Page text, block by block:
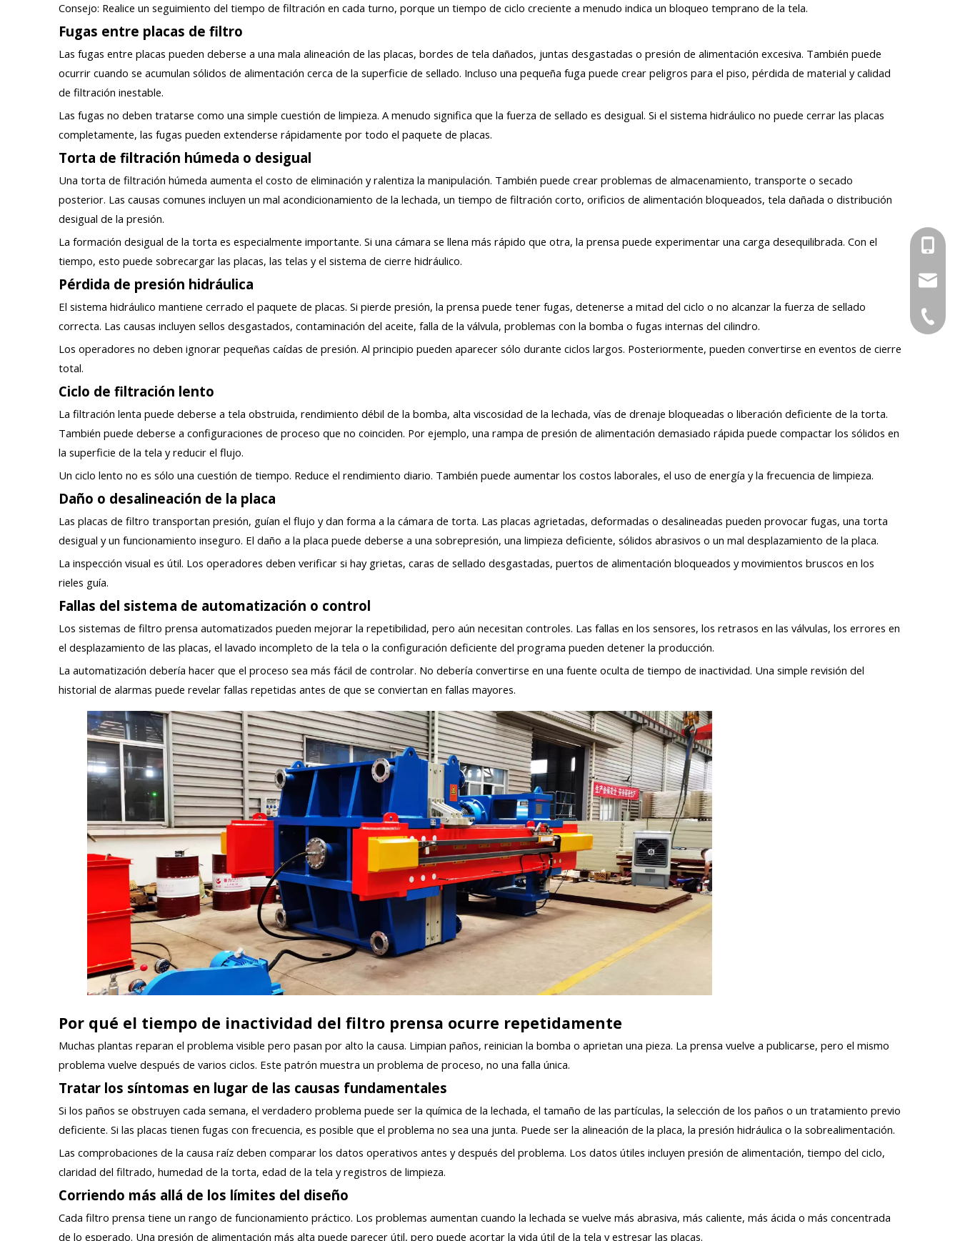
Consejo: Realice un seguimiento del tiempo de filtración en cada turno, porque un tiempo de ciclo creciente a menudo indica un bloqueo temprano de la tela.
Fugas entre placas de filtro
Las fugas entre placas pueden deberse a una mala alineación de las placas, bordes de tela dañados, juntas desgastadas o presión de alimentación excesiva. También puede
ocurrir cuando se acumulan sólidos de alimentación cerca de la superficie de sellado. Incluso una pequeña fuga puede crear peligros para el piso, pérdida de material y calidad
de filtración inestable.
Las fugas no deben tratarse como una simple cuestión de limpieza. A menudo significa que la fuerza de sellado es desigual. Si el sistema hidráulico no puede cerrar las placas
completamente, las fugas pueden extenderse rápidamente por todo el paquete de placas.
Torta de filtración húmeda o desigual
Una torta de filtración húmeda aumenta el costo de eliminación y ralentiza la manipulación. También puede crear problemas de almacenamiento, transporte o secado
posterior. Las causas comunes incluyen un mal acondicionamiento de la lechada, un tiempo de filtración corto, orificios de alimentación bloqueados, tela dañada o distribución
desigual de la presión.
La formación desigual de la torta es especialmente importante. Si una cámara se llena más rápido que otra, la prensa puede experimentar una carga desequilibrada. Con el
tiempo, esto puede sobrecargar las placas, las telas y el sistema de cierre hidráulico.
Pérdida de presión hidráulica
El sistema hidráulico mantiene cerrado el paquete de placas. Si pierde presión, la prensa puede tener fugas, detenerse a mitad del ciclo o no alcanzar la fuerza de sellado
correcta. Las causas incluyen sellos desgastados, contaminación del aceite, falla de la válvula, problemas con la bomba o fugas internas del cilindro.
Los operadores no deben ignorar pequeñas caídas de presión. Al principio pueden aparecer sólo durante ciclos largos. Posteriormente, pueden convertirse en eventos de cierre
total.
Ciclo de filtración lento
La filtración lenta puede deberse a tela obstruida, rendimiento débil de la bomba, alta viscosidad de la lechada, vías de drenaje bloqueadas o liberación deficiente de la torta.
También puede deberse a configuraciones de proceso que no coinciden. Por ejemplo, una rampa de presión de alimentación demasiado rápida puede compactar los sólidos en
la superficie de la tela y reducir el flujo.
Un ciclo lento no es sólo una cuestión de tiempo. Reduce el rendimiento diario. También puede aumentar los costos laborales, el uso de energía y la frecuencia de limpieza.
Daño o desalineación de la placa
Las placas de filtro transportan presión, guían el flujo y dan forma a la cámara de torta. Las placas agrietadas, deformadas o desalineadas pueden provocar fugas, una torta
desigual y un funcionamiento inseguro. El daño a la placa puede deberse a una sobrepresión, una limpieza deficiente, sólidos abrasivos o un mal desplazamiento de la placa.
La inspección visual es útil. Los operadores deben verificar si hay grietas, caras de sellado desgastadas, puertos de alimentación bloqueados y movimientos bruscos en los
rieles guía.
Fallas del sistema de automatización o control
Los sistemas de filtro prensa automatizados pueden mejorar la repetibilidad, pero aún necesitan controles. Las fallas en los sensores, los retrasos en las válvulas, los errores en
el desplazamiento de las placas, el lavado incompleto de la tela o la configuración deficiente del programa pueden detener la producción.
La automatización debería hacer que el proceso sea más fácil de controlar. No debería convertirse en una fuente oculta de tiempo de inactividad. Una simple revisión del
historial de alarmas puede revelar fallas repetidas antes de que se conviertan en fallas mayores.
Por qué el tiempo de inactividad del filtro prensa ocurre repetidamente
Muchas plantas reparan el problema visible pero pasan por alto la causa. Limpian paños, reinician la bomba o aprietan una pieza. La prensa vuelve a publicarse, pero el mismo
problema vuelve después de varios ciclos. Este patrón muestra un problema de proceso, no una falla única.
Tratar los síntomas en lugar de las causas fundamentales
Si los paños se obstruyen cada semana, el verdadero problema puede ser la química de la lechada, el tamaño de las partículas, la selección de los paños o un tratamiento previo
deficiente. Si las placas tienen fugas con frecuencia, es posible que el problema no sea una junta. Puede ser la alineación de la placa, la presión hidráulica o la sobrealimentación.
Las comprobaciones de la causa raíz deben comparar los datos operativos antes y después del problema. Los datos útiles incluyen presión de alimentación, tiempo del ciclo,
claridad del filtrado, humedad de la torta, edad de la tela y registros de limpieza.
Corriendo más allá de los límites del diseño
Cada filtro prensa tiene un rango de funcionamiento práctico. Los problemas aumentan cuando la lechada se vuelve más abrasiva, más caliente, más ácida o más concentrada
de lo esperado. Una presión de alimentación más alta puede parecer útil, pero puede acortar la vida útil de la tela y estresar las placas.
+86-
+86-
+86-
+86-